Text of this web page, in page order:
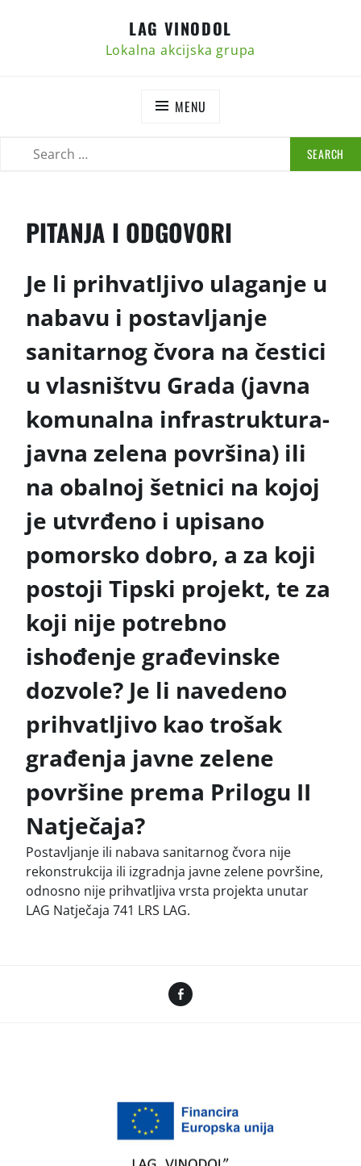
LAG VINODOL
Lokalna akcijska grupa
MENU
PITANJA I ODGOVORI
Je li prihvatljivo ulaganje u
nabavu i postavljanje
sanitarnog čvora na čestici
u vlasništvu Grada (javna
komunalna infrastruktura-
javna zelena površina) ili
na obalnoj šetnici na kojoj
je utvrđeno i upisano
pomorsko dobro, a za koji
postoji Tipski projekt, te za
koji nije potrebno
ishođenje građevinske
dozvole? Je li navedeno
prihvatljivo kao trošak
građenja javne zelene
površine prema Prilogu II
Natječaja?
Postavljanje ili nabava sanitarnog čvora nije
rekonstrukcija ili izgradnja javne zelene površine,
odnosno nije prihvatljiva vrsta projekta unutar
LAG Natječaja 741 LRS LAG.